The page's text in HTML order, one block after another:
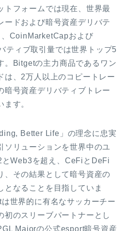
トフォームでは現在、世界最
ードおよび暗号資産デリバテ
CoinMarketCapおよび
ティブ取引量では世界トップ5
Bitgetの主力商品であるワン
、 2万人以上のコピートレー
暗号資産デリバティブトレー
す。
Better Life 」の理念に忠実
ソリューションを世界中のユ
とWeb3を超え、 CeFi と DeFi
、その結果として暗号資産の
となることを目指していま
は世界的に有名なサッカーチー
初のスリーブパートナーとし
Majorの公式esport暗号資産